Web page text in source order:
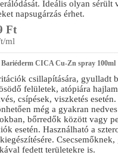
Ideális olyan
napsugárzás érhet.
Ft
ml
Bariéderm CICA Cu-Zn spray 100ml
csillapítására, gyulladt
felületek, atópiára
csípések, viszketés
még a gyakran
bőrredők között vagy
esetén. Használható a
fedett területekre is.